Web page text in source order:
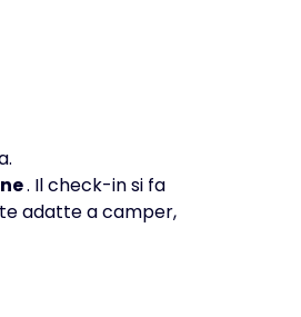
. Il check-in si fa
adatte a camper,